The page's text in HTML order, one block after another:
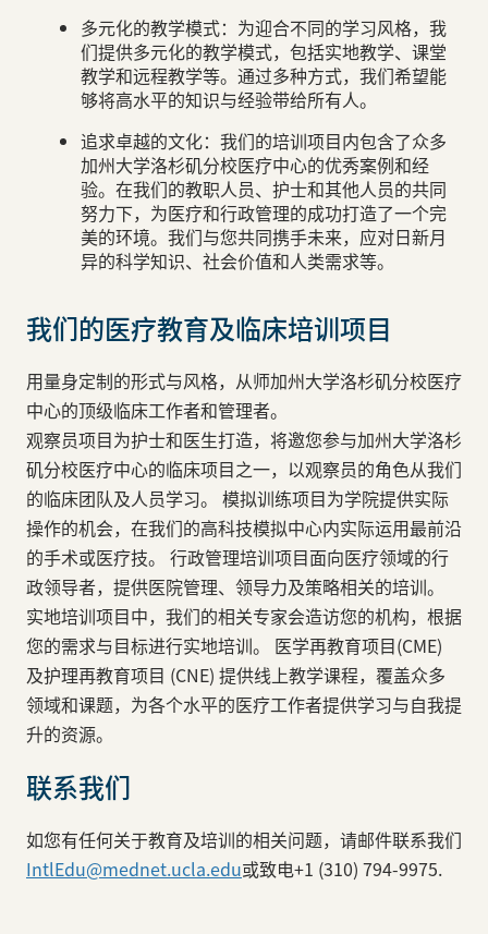
多元化的教学模式：为迎合不同的学习风格，我
们提供多元化的教学模式，包括实地教学、课堂
教学和远程教学等。通过多种方式，我们希望能
够将高水平的知识与经验带给所有人。
追求卓越的文化：我们的培训项目内包含了众多
加州大学洛杉矶分校医疗中心的优秀案例和经
验。在我们的教职人员、护士和其他人员的共同
努力下，为医疗和行政管理的成功打造了一个完
美的环境。我们与您共同携手未来，应对日新月
异的科学知识、社会价值和人类需求等。
我们的医疗教育及临床培训项目
用量身定制的形式与风格，从师加州大学洛杉矶分校医疗
中心的顶级临床工作者和管理者。
观察员项目为护士和医生打造，将邀您参与加州大学洛杉
矶分校医疗中心的临床项目之一，以观察员的角色从我们
的临床团队及人员学习。 模拟训练项目为学院提供实际
操作的机会，在我们的高科技模拟中心内实际运用最前沿
的手术或医疗技。 行政管理培训项目面向医疗领域的行
政领导者，提供医院管理、领导力及策略相关的培训。
实地培训项目中，我们的相关专家会造访您的机构，根据
您的需求与目标进行实地培训。 医学再教育项目(CME)
及护理再教育项目 (CNE) 提供线上教学课程，覆盖众多
领域和课题，为各个水平的医疗工作者提供学习与自我提
升的资源。
联系我们
如您有任何关于教育及培训的相关问题，请邮件联系我们
IntlEdu@mednet.ucla.edu或致电+1 (310) 794-9975.